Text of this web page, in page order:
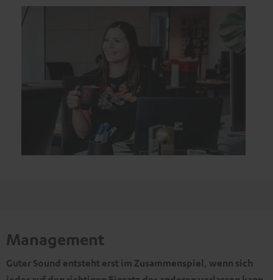
Management
Guter Sound entsteht erst im Zusammenspiel, wenn sich